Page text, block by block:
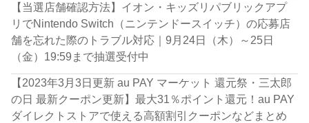
【当選店舗確認方法】イオン・キッズリパブリックアプ
リでNintendo Switch（ニンテンドースイッチ）の応募店
舗を忘れた際のトラブル対応｜9月24日（木）～25日
（金）19:59まで抽選受付中
【2023年3月3日更新 au PAY マーケット 還元祭・三太郎
の日 最新クーポン更新】最大31％ポイント還元！au PAY
ダイレクトストアで使える高額割引クーポンなどまとめ